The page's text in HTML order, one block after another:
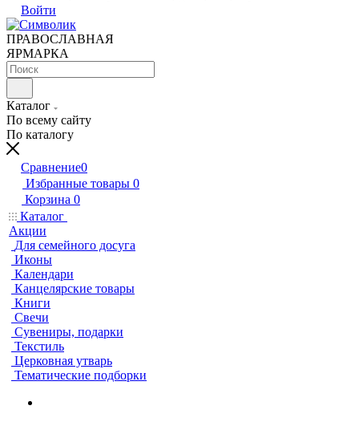
Войти
ПРАВОСЛАВНАЯ
ЯРМАРКА
Каталог
По всему сайту
По каталогу
Сравнение0
Избранные товары 0
Корзина 0
Каталог
Акции
Для семейного досуга
Иконы
Календари
Канцелярские товары
Книги
Свечи
Сувениры, подарки
Текстиль
Церковная утварь
Тематические подборки